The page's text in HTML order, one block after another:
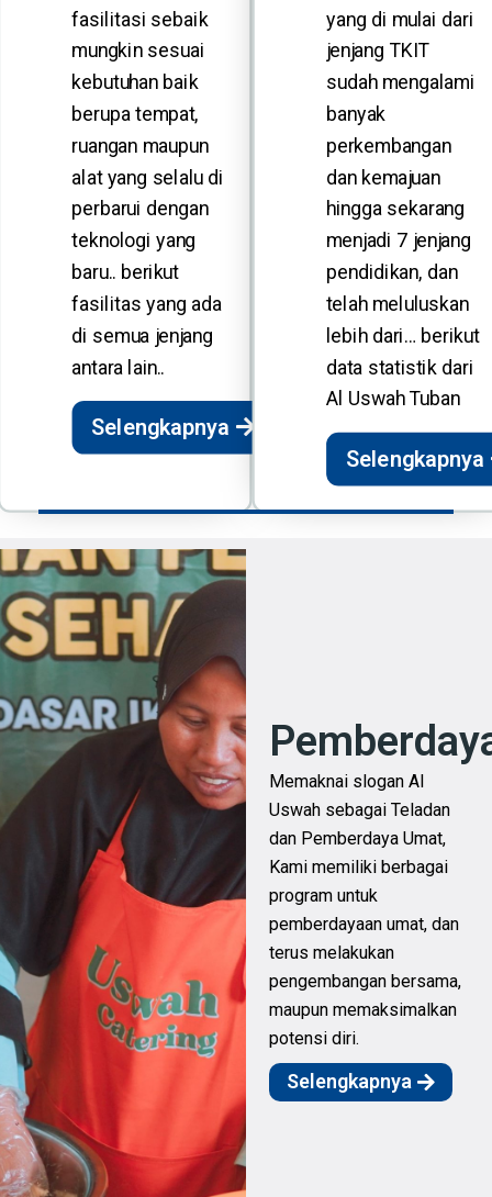
fasilitasi sebaik
mungkin sesuai
kebutuhan baik
berupa tempat,
ruangan maupun
alat yang selalu di
perbarui dengan
teknologi yang
baru.. berikut
fasilitas yang ada
di semua jenjang
antara lain..
Selengkapnya
yang di mulai dari
jenjang TKIT
sudah mengalami
banyak
perkembangan
dan kemajuan
hingga sekarang
menjadi 7 jenjang
pendidikan, dan
telah meluluskan
lebih dari… berikut
data statistik dari
Al Uswah Tuban
Selengkapnya
Memaknai slogan Al
Uswah sebagai Teladan
dan Pemberdaya Umat,
Kami memiliki berbagai
program untuk
pemberdayaan umat, dan
terus melakukan
pengembangan bersama,
maupun memaksimalkan
potensi diri.
Selengkapnya